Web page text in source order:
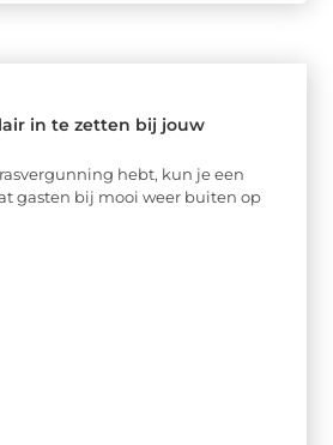
in te zetten bij jouw
hebt, kun je een
gasten bij mooi weer buiten op